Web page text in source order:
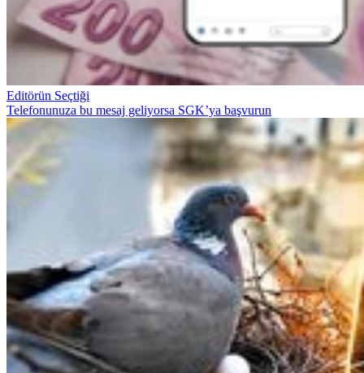
Editörün Seçtiği
Telefonunuza bu mesaj geliyorsa SGK’ya başvurun